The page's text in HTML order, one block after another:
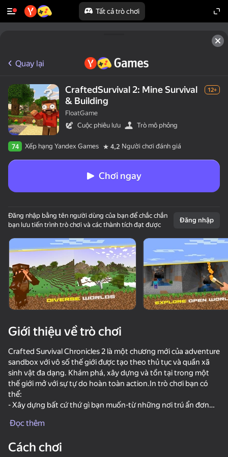
Tất cả trò chơi
Xoay thiết bị
Trò chơi này chỉ hỗ trợ định hướng
ngang
DTA 6
Quay lại
CraftedSurvival 2: Mine Survival
& Building
12+
FloatGame
Cuộc phiêu lưu
Trò mô phỏng
74 Xếp hạng Yandex Games 4,2 Người chơi đánh giá
Chơi ngay
Đăng nhập bằng tên người dùng của bạn để chắc chắn
bạn lưu tiến trình trò chơi và các thành tích đạt được
Đăng nhập
Giới thiệu về trò chơi
Crafted Survival Chronicles 2 là một chương mới của adventure
sandbox với vô số thế giới được tạo theo thủ tục và quần xã
sinh vật đa dạng. Khám phá, xây dựng và tồn tại trong một
thế giới mở với sự tự do hoàn toàn action.In trò chơi bạn có
thể:
- Xây dựng bất cứ thứ gì bạn muốn-từ những nơi trú ẩn đơn
- Khám phá các quần xã sinh vật đa dạng, hang động sâu và
- Thuần hóa động vật hoang dã làm bạn đồng hành
Đọc thêm
Cách chơi